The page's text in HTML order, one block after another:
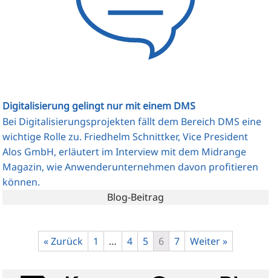
Digitalisierung gelingt nur mit einem DMS
Bei Digi­ta­li­sie­rungs­pro­jek­ten fällt dem Bereich DMS eine
wich­ti­ge Rol­le zu. Fried­helm Schnitt­ker, Vice Pre­si­dent
Alos GmbH, erläu­tert im Inter­view mit dem Midran­ge
Maga­zin, wie Anwen­der­un­ter­neh­men davon pro­fi­tie­ren
können.
Blog-Beitrag
« Zurück 1 … 4 5 6 7 Weiter »